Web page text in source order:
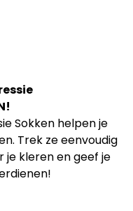
Sokken helpen je
Trek ze eenvoudig
je kleren en geef je